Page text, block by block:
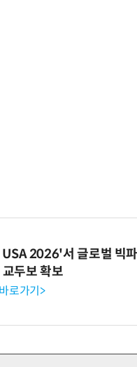
2026'서 글로벌 빅
두보 확보
로가기>